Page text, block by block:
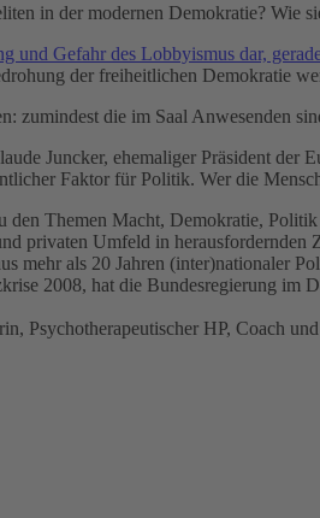
in der modernen Demokratie? Wie
und Gefahr des Lobbyismus dar,
der freiheitlichen Demokratie
zumindest die im Saal Anwesenden
Juncker, ehemaliger Präsident
Faktor für Politik. Wer die
Themen Macht, Demokratie,
privaten Umfeld in herausfordernden
mehr als 20 Jahren
2008, hat die Bundesregierung
Psychotherapeutischer HP, Coach